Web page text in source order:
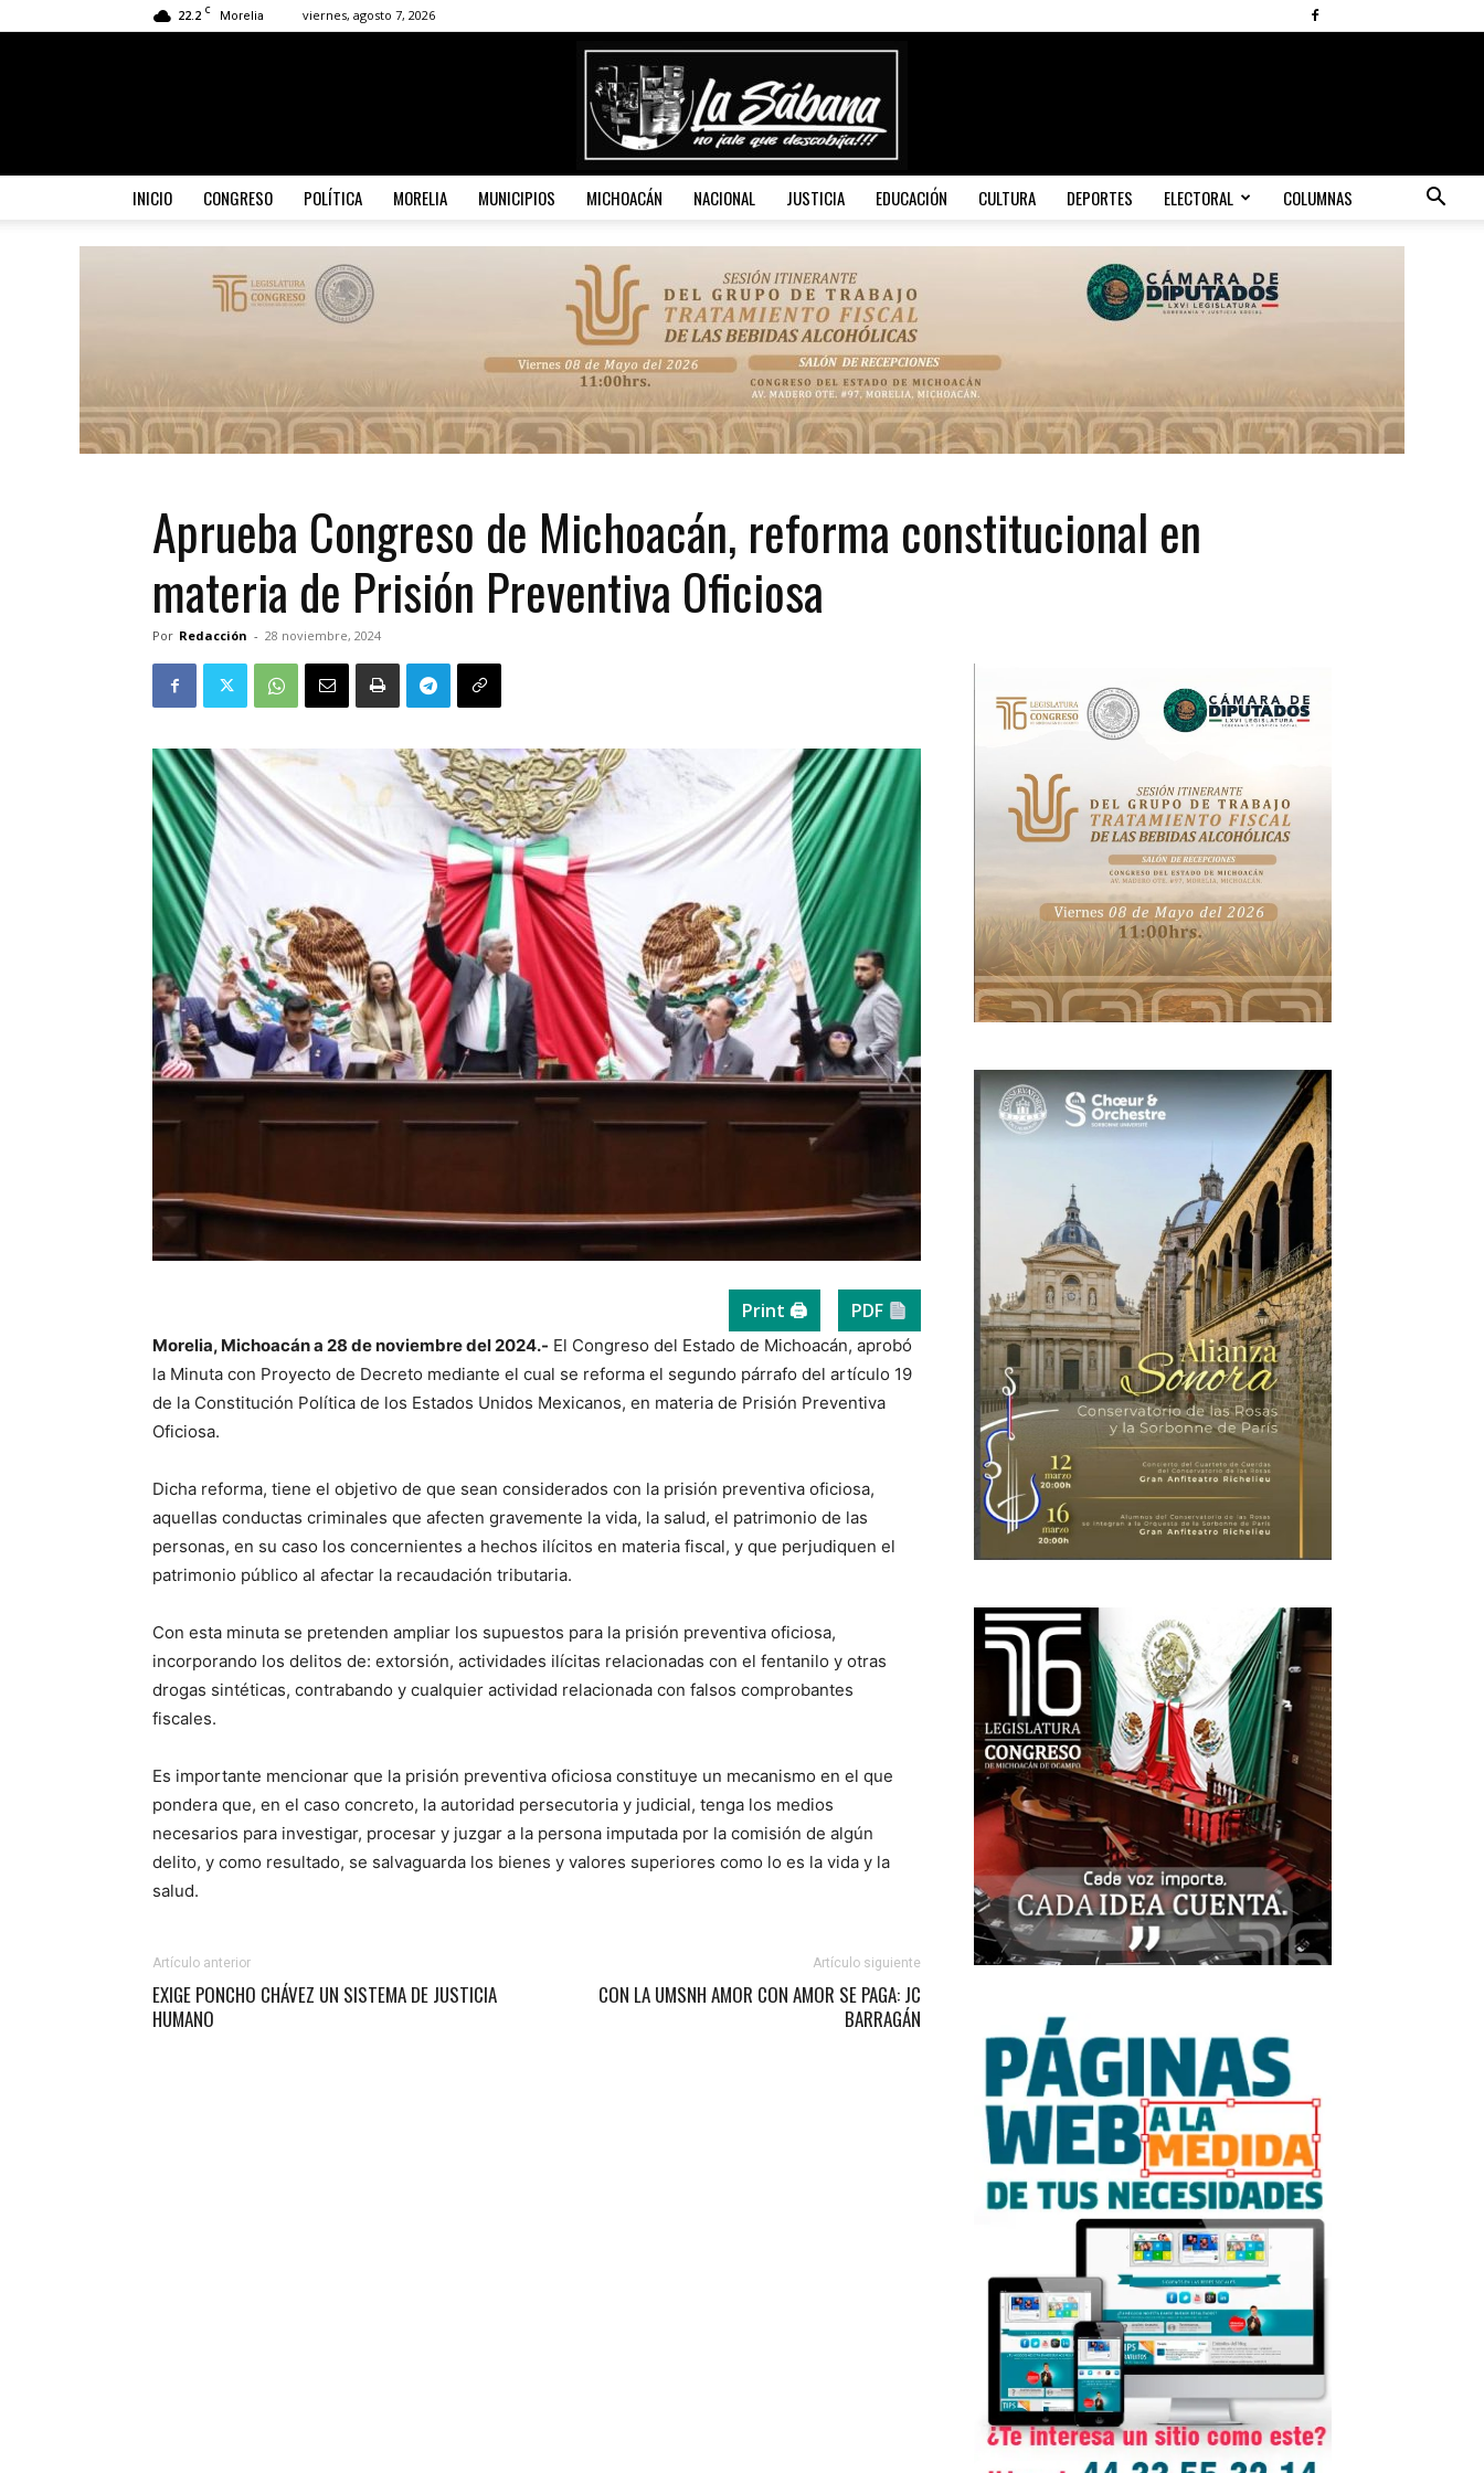
22.2 C Morelia viernes, agosto 7, 2026
Sábana
INICIO CONGRESO POLÍTICA MORELIA MUNICIPIOS MICHOACÁN NACIONAL JUSTICIA EDUCACIÓN CULTURA DEPORTES ELECTORAL COLUMNAS
Aprueba Congreso de Michoacán, reforma constitucional en
materia de Prisión Preventiva Oficiosa
Por Redacción - 28 noviembre, 2024
Print 🖨 PDF
Morelia, Michoacán a 28 de noviembre del 2024.- El Congreso del Estado de Michoacán, aprobó
la Minuta con Proyecto de Decreto mediante el cual se reforma el segundo párrafo del artículo 19
de la Constitución Política de los Estados Unidos Mexicanos, en materia de Prisión Preventiva
Oficiosa.
Dicha reforma, tiene el objetivo de que sean considerados con la prisión preventiva oficiosa,
aquellas conductas criminales que afecten gravemente la vida, la salud, el patrimonio de las
personas, en su caso los concernientes a hechos ilícitos en materia fiscal, y que perjudiquen el
patrimonio público al afectar la recaudación tributaria.
Con esta minuta se pretenden ampliar los supuestos para la prisión preventiva oficiosa,
incorporando los delitos de: extorsión, actividades ilícitas relacionadas con el fentanilo y otras
drogas sintéticas, contrabando y cualquier actividad relacionada con falsos comprobantes
fiscales.
Es importante mencionar que la prisión preventiva oficiosa constituye un mecanismo en el que
pondera que, en el caso concreto, la autoridad persecutoria y judicial, tenga los medios
necesarios para investigar, procesar y juzgar a la persona imputada por la comisión de algún
delito, y como resultado, se salvaguarda los bienes y valores superiores como lo es la vida y la
salud.
Artículo anterior
EXIGE PONCHO CHÁVEZ UN SISTEMA DE JUSTICIA
HUMANO
Artículo siguiente
CON LA UMSNH AMOR CON AMOR SE PAGA: JC
BARRAGÁN